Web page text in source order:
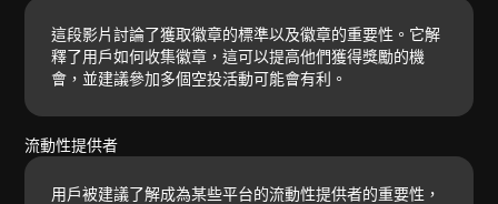
這段影片討論了獲取徽章的標準以及徽章的重要性。它解
釋了用戶如何收集徽章，這可以提高他們獲得獎勵的機
會，並建議參加多個空投活動可能會有利。
流動性提供者
用戶被建議了解成為某些平台的流動性提供者的重要性，